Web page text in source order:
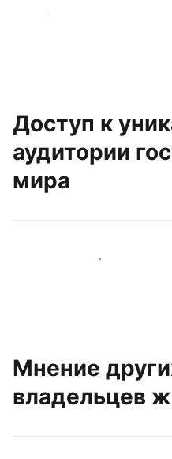
Начать
Доступ к
аудитории
мира
Привлечь новых гостей
Мнение
владельцев